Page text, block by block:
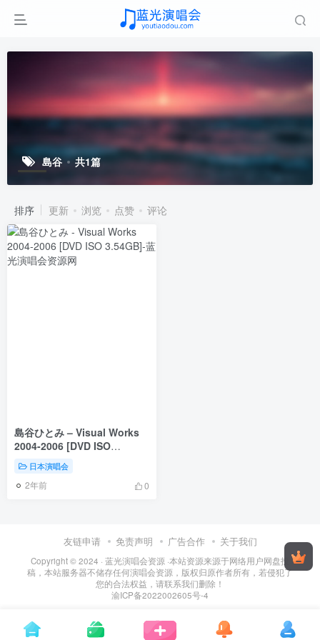
島谷 共1篇
排序 更新 浏览 点赞 评论
島谷ひとみ – Visual Works
2004-2006 [DVD ISO
3.54GB]
日本演唱会
2年前 0
友链申请 免责声明 广告合作 关于我们
Copyright © 2024 · 蓝光演唱会资源 ·本站资源来源于网络用户网盘投
稿，本站服务器不储存任何演唱会资源，版权归原作者所有，若侵犯了
您的合法权益，请联系我们删除！
渝ICP备2022002605号-4